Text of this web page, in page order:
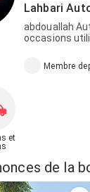
Lahbari
abdouallah
occasions
Membre
et
de la